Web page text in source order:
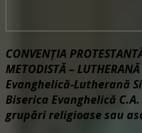
CONVENŢIA
METODISTĂ –
Evanghelică-Lutherană
Biserica Evanghelică
grupări religioase sau